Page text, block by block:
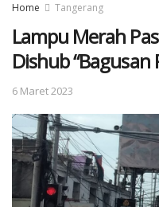
Home Tangerang
Lampu Merah
Dishub “Bagusan
6 Maret 2023